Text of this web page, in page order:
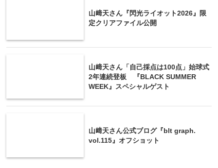
山﨑天さん『閃光ライオット2026』限
定クリアファイル公開
山﨑天さん「自己採点は100点」始球式
2年連続登板 『BLACK SUMMER
WEEK』スペシャルゲスト
山﨑天さん公式ブログ『blt graph.
vol.115』オフショット